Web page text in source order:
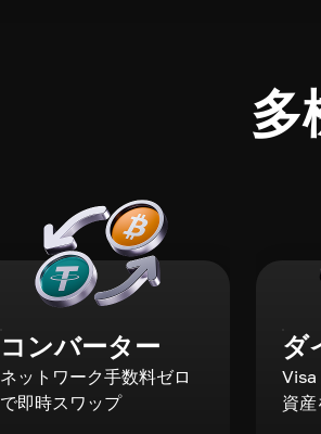
多
コンバーター
ネットワーク手数料ゼロ
で即時スワップ
ダ
資